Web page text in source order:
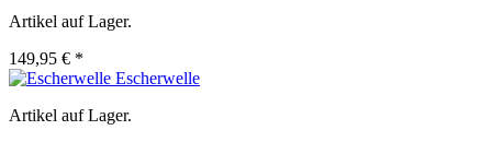
Artikel auf Lager.
149,95 € *
Escherwelle
Artikel auf Lager.